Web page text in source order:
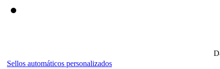
Sellos automáticos personalizados